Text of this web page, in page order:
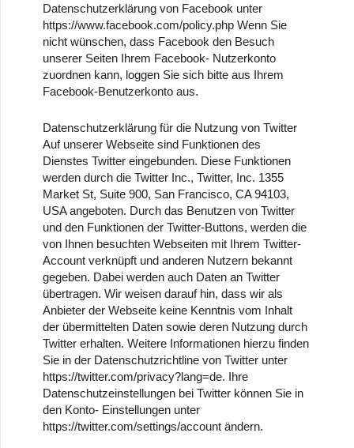
Datenschutzerklärung von Facebook unter
https://www.facebook.com/policy.php Wenn Sie
nicht wünschen, dass Facebook den Besuch
unserer Seiten Ihrem Facebook- Nutzerkonto
zuordnen kann, loggen Sie sich bitte aus Ihrem
Facebook-Benutzerkonto aus.
Datenschutzerklärung für die Nutzung von Twitter
Auf unserer Webseite sind Funktionen des
Dienstes Twitter eingebunden. Diese Funktionen
werden durch die Twitter Inc., Twitter, Inc. 1355
Market St, Suite 900, San Francisco, CA 94103,
USA angeboten. Durch das Benutzen von Twitter
und den Funktionen der Twitter-Buttons, werden die
von Ihnen besuchten Webseiten mit Ihrem Twitter-
Account verknüpft und anderen Nutzern bekannt
gegeben. Dabei werden auch Daten an Twitter
übertragen. Wir weisen darauf hin, dass wir als
Anbieter der Webseite keine Kenntnis vom Inhalt
der übermittelten Daten sowie deren Nutzung durch
Twitter erhalten. Weitere Informationen hierzu finden
Sie in der Datenschutzrichtline von Twitter unter
https://twitter.com/privacy?lang=de. Ihre
Datenschutzeinstellungen bei Twitter können Sie in
den Konto- Einstellungen unter
https://twitter.com/settings/account ändern.